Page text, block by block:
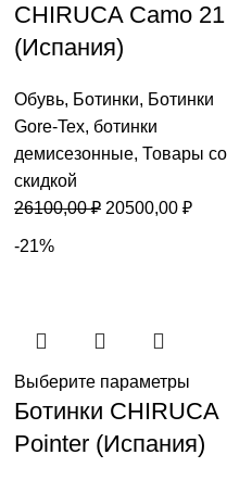
CHIRUCA Camo 21
(Испания)
Обувь, Ботинки, Ботинки
Gore-Tex, ботинки
демисезонные, Товары со
скидкой
26100,00₽ Первоначальная
20500,00 ₽
-21%
Выберите параметры
Ботинки CHIRUCA
Pointer (Испания)